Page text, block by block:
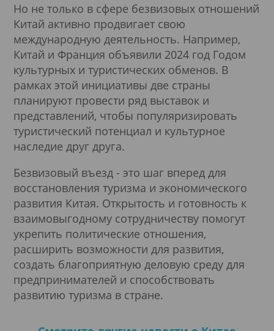
Но не только в сфере безвизовых отношений
Китай активно продвигает свою
международную деятельность. Например,
Китай и Франция объявили 2024 год Годом
культурных и туристических обменов. В
рамках этой инициативы две страны
планируют провести ряд выставок и
представлений, чтобы популяризировать
туристический потенциал и культурное
наследие друг друга.
Безвизовый въезд - это шаг вперед для
восстановления туризма и экономического
развития Китая. Открытость и готовность к
взаимовыгодному сотрудничеству помогут
укрепить политические отношения,
расширить возможности для развития,
создать благоприятную деловую среду для
предпринимателей и способствовать
развитию туризма в стране.